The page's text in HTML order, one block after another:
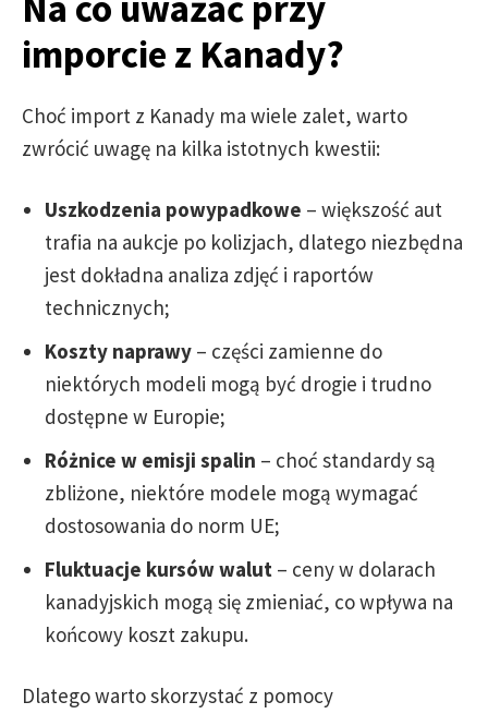
imporcie z Kanady?
Choć import z Kanady ma wiele zalet, warto
zwrócić uwagę na kilka istotnych kwestii:
Uszkodzenia powypadkowe – większość aut
trafia na aukcje po kolizjach, dlatego niezbędna
jest dokładna analiza zdjęć i raportów
technicznych;
Koszty naprawy – części zamienne do
niektórych modeli mogą być drogie i trudno
dostępne w Europie;
Różnice w emisji spalin – choć standardy są
zbliżone, niektóre modele mogą wymagać
dostosowania do norm UE;
Fluktuacje kursów walut – ceny w dolarach
kanadyjskich mogą się zmieniać, co wpływa na
końcowy koszt zakupu.
Dlatego warto skorzystać z pomocy